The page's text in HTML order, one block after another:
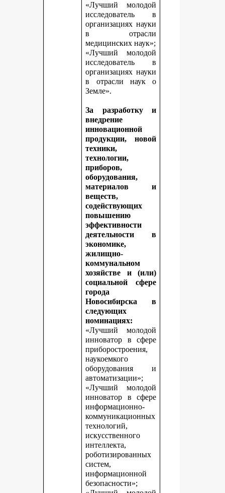
«Лучший молодой
исследователь в
организациях науки
в отрасли
медицинских наук»;
«Лучший молодой
исследователь в
организациях науки
в отрасли наук о
Земле».
За разработку и
внедрение
инновационной
продукции, новой
техники,
технологии,
приборов,
оборудования,
материалов и
веществ,
содействующих
повышению
эффективности
деятельности в
экономике,
жилищно-
коммунальном
хозяйстве и (или)
социальной сфере
города
Новосибирска в
следующих
номинациях:
«Лучший молодой
инноватор в сфере
приборостроения,
наукоемкого
оборудования и
автоматизации»;
«Лучший молодой
инноватор в сфере
информационно-
коммуникационных
технологий,
искусственного
интеллекта,
роботизированных
систем,
информационной
безопасности»;